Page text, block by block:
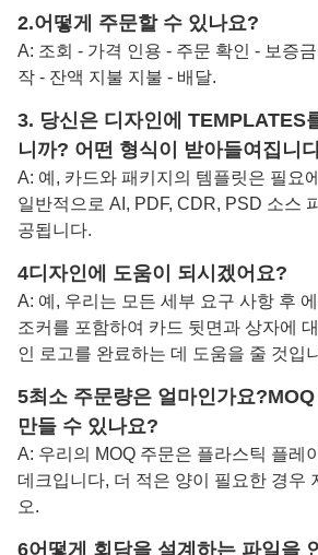
2.어떻게 주문할 수 있나요?
A: 조회 - 가격 인용 - 주문 확인 - 보증
작 - 잔액 지불 지불 - 배달.
3. 당신은 디자인에 TEMPLATES
니까? 어떤 형식이 받아들여집니
A: 예, 카드와 패키지의 템플릿은 필요
일반적으로 AI, PDF, CDR, PSD 소스
공됩니다.
4디자인에 도움이 되시겠어요?
A: 예, 우리는 모든 세부 요구 사항 후
조커를 포함하여 카드 뒷면과 상자에
인 로고를 완료하는 데 도움을 줄 것입
5최소 주문량은 얼마인가요?
만들 수 있나요?
A: 우리의 MOQ 주문은 플라스틱 플레
데크입니다, 더 적은 양이 필요한 경우
오.
6어떻게 회담을 설계하는 파일을